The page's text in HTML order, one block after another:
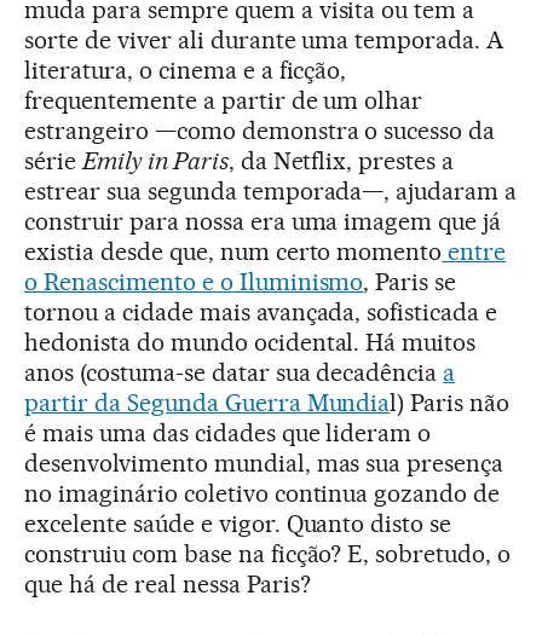
muda para sempre quem a visita ou tem a
sorte de viver ali durante uma temporada. A
literatura, o cinema e a ficção,
frequentemente a partir de um olhar
estrangeiro —como demonstra o sucesso da
sérieEmily in Paris, da Netflix, prestes a
estrear sua segunda temporada—, ajudaram a
construir para nossa era uma imagem que já
existia desde que, num certo momento entre
o Renascimento e o Iluminismo, Paris se
tornou a cidade mais avançada, sofisticada e
hedonista do mundo ocidental. Há muitos
anos (costuma-se datar sua decadência a
partir da Segunda Guerra Mundial) Paris não
é mais uma das cidades que lideram o
desenvolvimento mundial, mas sua presença
no imaginário coletivo continua gozando de
excelente saúde e vigor. Quanto disto se
construiu com base na ficção? E, sobretudo, o
que há de real nessa Paris?